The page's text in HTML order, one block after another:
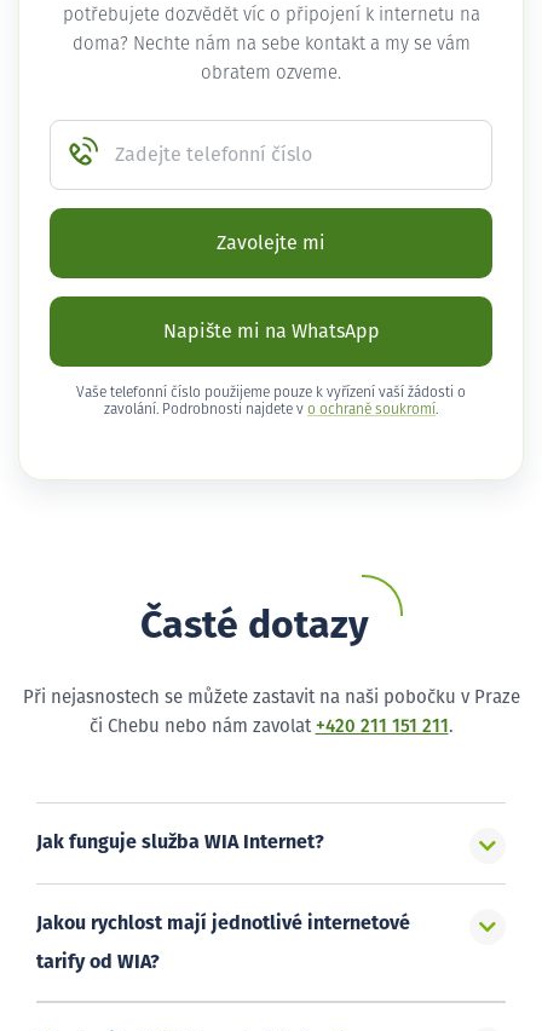
potřebujete dozvědět víc o připojení k internetu na
doma? Nechte nám na sebe kontakt a my se vám
obratem ozveme.
Zadejte telefonní číslo
Zavolejte mi
Napište mi na WhatsApp
Vaše telefonní číslo použijeme pouze k vyřízení vaší žádosti o
zavolání. Podrobnosti najdete v o ochraně soukromí .
Časté dotazy
Při nejasnostech se můžete zastavit na naši pobočku v Praze
či Chebu nebo nám zavolat +420 211 151 211 .
Jak funguje služba WIA Internet?
Jakou rychlost mají jednotlivé internetové
tarify od WIA?